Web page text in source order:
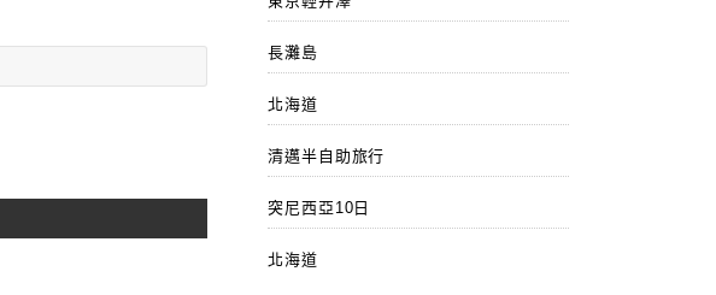
長灘島
北海道
清邁半自助旅行
突尼西亞10日
北海道